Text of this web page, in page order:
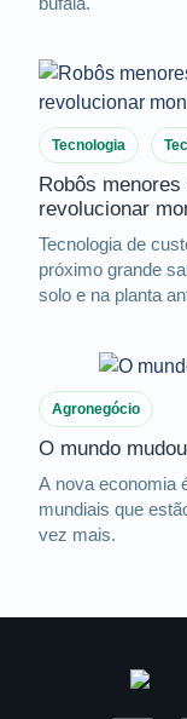
Tecnologia
Robôs
revolucionar
Tecnologia de
próximo grande
solo e na planta
Agronegócio
O mundo
A nova economia
mundiais que
vez mais.